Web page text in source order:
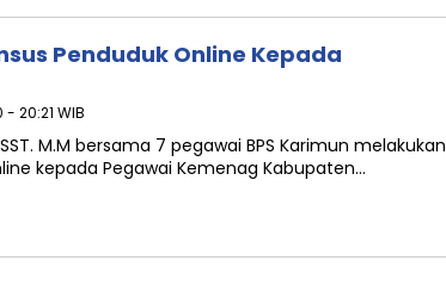
Penduduk Online Kepada
20:21 WIB
M.M bersama 7 pegawai BPS Karimun melakukan
kepada Pegawai Kemenag Kabupaten…